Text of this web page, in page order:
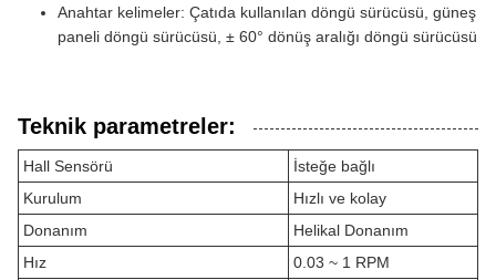
Anahtar kelimeler: Çatıda kullanılan döngü sürücüsü, güneş
paneli döngü sürücüsü, ± 60° dönüş aralığı döngü sürücüsü
Teknik parametreler:
Hall Sensörü
İsteğe bağlı
Kurulum
Hızlı ve kolay
Donanım
Helikal Donanım
Hız
0.03 ~ 1 RPM